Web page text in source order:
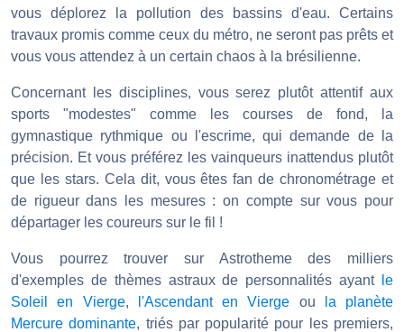
vous déplorez la pollution des bassins d'eau. Certains
travaux promis comme ceux du métro, ne seront pas prêts et
vous vous attendez à un certain chaos à la brésilienne.
Concernant les disciplines, vous serez plutôt attentif aux
sports "modestes" comme les courses de fond, la
gymnastique rythmique ou l'escrime, qui demande de la
précision. Et vous préférez les vainqueurs inattendus plutôt
que les stars. Cela dit, vous êtes fan de chronométrage et
de rigueur dans les mesures : on compte sur vous pour
départager les coureurs sur le fil !
Vous pourrez trouver sur Astrotheme des milliers
d'exemples de thèmes astraux de personnalités ayant
le
Soleil en Vierge, l'Ascendant en Vierge ou
la planète
Mercure dominante, triés par popularité pour les premiers,